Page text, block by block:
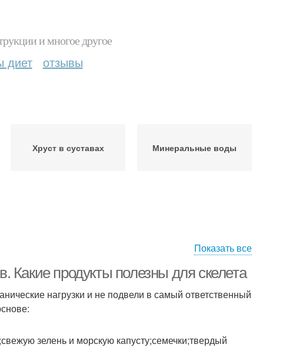
и многое другое
диет отзывы
Хруст в суставах Минеральные воды
Показать все
Какие продукты полезны для скелета
нагрузки и не подвели в самый ответственный
зелень и морскую капусту;семечки;твердый